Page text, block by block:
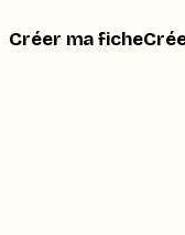
Créer ma fiche